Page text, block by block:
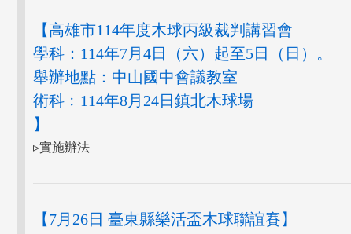
【高雄市114年度木球丙級裁判講習會
學科：114年7月4日（六）起至5日（日）。
舉辦地點：中山國中會議教室
術科﹕114年8月24日鎮北木球場
】
▹實施辦法
【7月26日 臺東縣樂活盃木球聯誼賽】